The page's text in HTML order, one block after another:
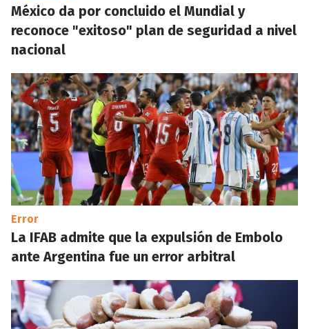
México da por concluido el Mundial y
reconoce "exitoso" plan de seguridad a nivel
nacional
Error
La IFAB admite que la expulsión de Embolo
ante Argentina fue un error arbitral